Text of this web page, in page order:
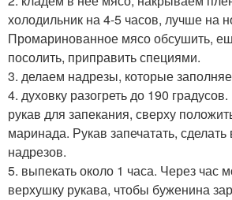
холодильник на 4-5 часов, лучше на
Промаринованное мясо обсушить,
посолить, приправить специями.
3. делаем надрезы, которые
4. духовку разогреть до 190
рукав для запекания, сверху
маринада. Рукав запечатать,
надрезов.
5. выпекать около 1 часа. Через час
верхушку рукава, чтобы буженина